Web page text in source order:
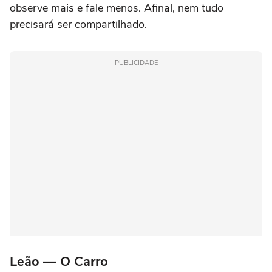
observe mais e fale menos. Afinal, nem tudo
precisará ser compartilhado.
PUBLICIDADE
Leão — O Carro